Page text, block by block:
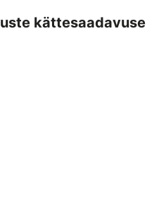
kättesaadavuse